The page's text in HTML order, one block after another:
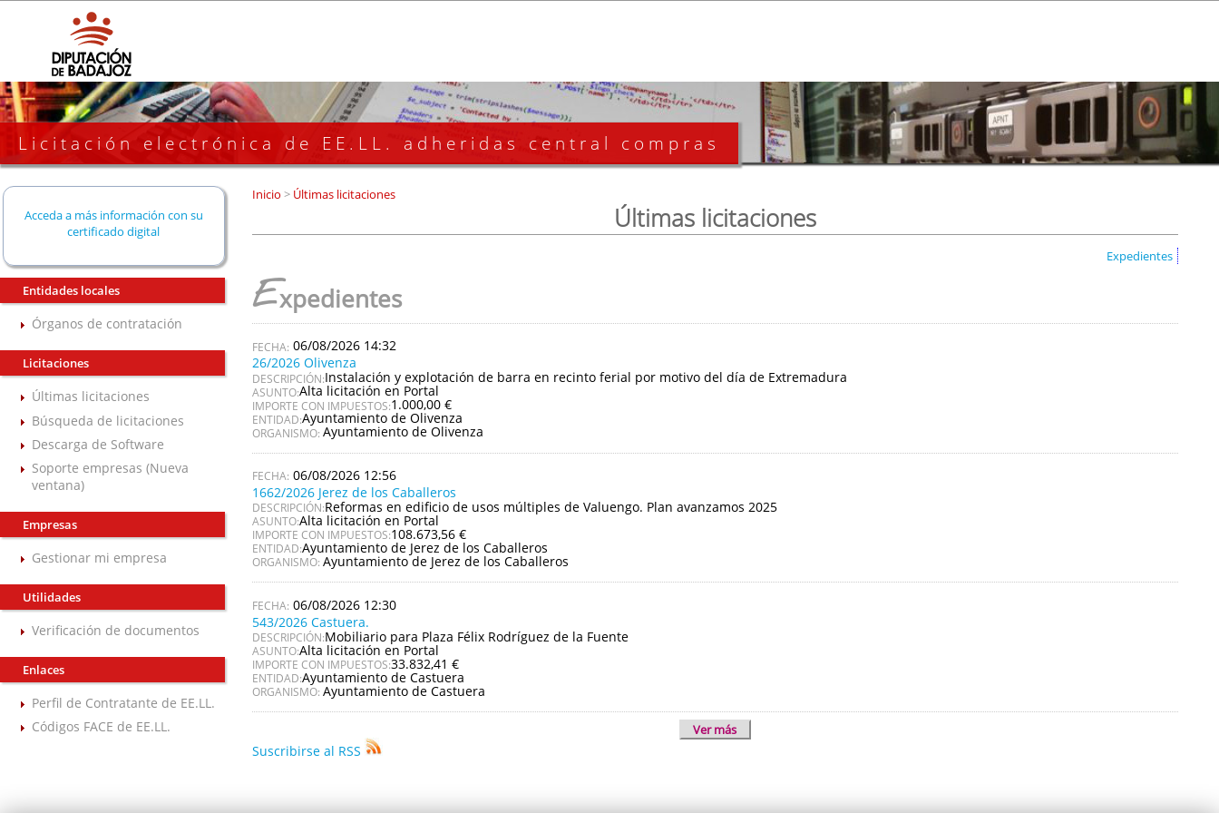
Licitación electrónica de EE.LL. adheridas central compras
Acceda a más información con su
certificado digital
Entidades locales
Órganos de contratación
Licitaciones
Últimas licitaciones
Búsqueda de licitaciones
Descarga de Software
Soporte empresas (Nueva
ventana)
Empresas
Gestionar mi empresa
Utilidades
Verificación de documentos
Enlaces
Perfil de Contratante de EE.LL.
Códigos FACE de EE.LL.
Inicio >Últimas licitaciones
Últimas licitaciones
Expedientes
Expedientes
06/08/2026 14:32
26/2026 Olivenza
DESCRIPCIÓN:Instalación y explotación de barra en recinto ferial por motivo del día de Extremadura
ASUNTO:Alta licitación en Portal
IMPORTE CON IMPUESTOS:1.000,00 €
ENTIDAD:Ayuntamiento de Olivenza
ORGANISMO: Ayuntamiento de Olivenza
06/08/2026 12:56
1662/2026 Jerez de los Caballeros
DESCRIPCIÓN:Reformas en edificio de usos múltiples de Valuengo. Plan avanzamos 2025
ASUNTO:Alta licitación en Portal
IMPORTE CON IMPUESTOS:108.673,56 €
ENTIDAD:Ayuntamiento de Jerez de los Caballeros
ORGANISMO: Ayuntamiento de Jerez de los Caballeros
06/08/2026 12:30
543/2026 Castuera.
DESCRIPCIÓN:Mobiliario para Plaza Félix Rodríguez de la Fuente
ASUNTO:Alta licitación en Portal
IMPORTE CON IMPUESTOS:33.832,41 €
ENTIDAD:Ayuntamiento de Castuera
ORGANISMO: Ayuntamiento de Castuera
Ver más
Suscribirse al RSS